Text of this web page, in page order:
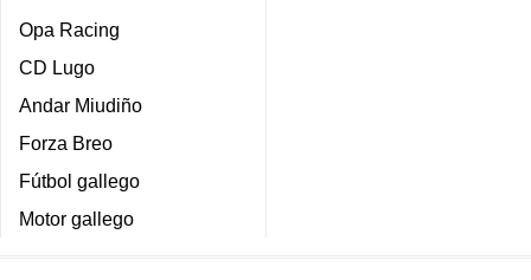
Opa Racing
CD Lugo
Andar Miudiño
Forza Breo
Fútbol gallego
Motor gallego